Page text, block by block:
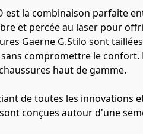
est la combinaison parfaite
et percée au laser pour
Gaerne G.Stilo sont
compromettre le confort.
haut de gamme.
de toutes les innovations
conçues autour d'une